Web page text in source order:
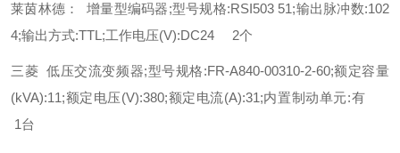
莱茵林德： 增量型编码器;型号规格:RSI503 51;输出脉冲数:102
4;输出方式:TTL;工作电压(V):DC24 2个
三菱 低压交流变频器;型号规格:FR-A840-00310-2-60;额定容量
(kVA):11;额定电压(V):380;额定电流(A):31;内置制动单元:有
1台